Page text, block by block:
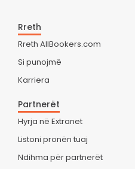
Rreth
Rreth AllBookers.com
Si punojmë
Karriera
Partnerët
Hyrja në Extranet
Listoni pronën tuaj
Ndihma për partnerët